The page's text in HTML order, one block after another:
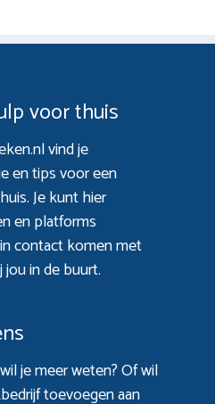
voor thuis
vind je
en tips voor een
Je kunt hier
en platforms
contact komen met
in de buurt.
je meer weten? Of wil
toevoegen aan